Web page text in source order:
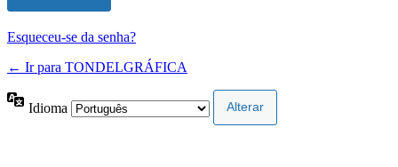
Esqueceu-se da senha?
← Ir para TONDELGRÁFICA
Idioma